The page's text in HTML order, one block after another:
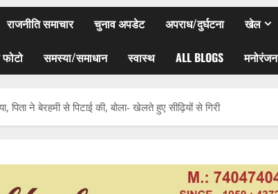
राजनीति समाचार चुनाव अपडेट अपराध/दुर्घटना खेल
समस्या/समाधान स्वास्थ ALL BLOGS मनोरंजन
ने बेरहमी से पिटाई की, बोला- खेलते हुए सीढ़ियों से गिरी